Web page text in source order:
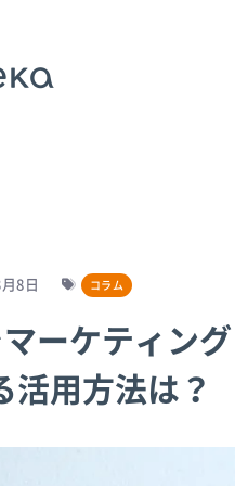
ォームサービス
Manager
カメラ
商品
8日 コラム
マーケティン
活用方法は？